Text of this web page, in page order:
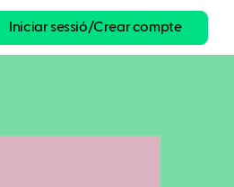
Iniciar sessió/Crear compte